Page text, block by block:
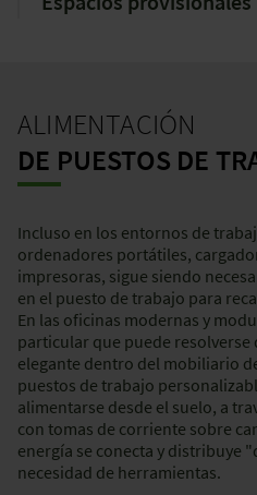
ALIMENTACIÓN
DE PUESTOS DE
Incluso en los entornos de
ordenadores portátiles,
impresoras, sigue siendo
en el puesto de trabajo para
En las oficinas modernas y
particular que puede
elegante dentro del mobiliario
puestos de trabajo
alimentarse desde el suelo, a
con tomas de corriente sobre
energía se conecta y distribuye
necesidad de herramientas.